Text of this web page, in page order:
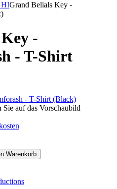
Grand Belials Key -
-
- T-Shirt
auf das Vorschaubild
Warenkorb